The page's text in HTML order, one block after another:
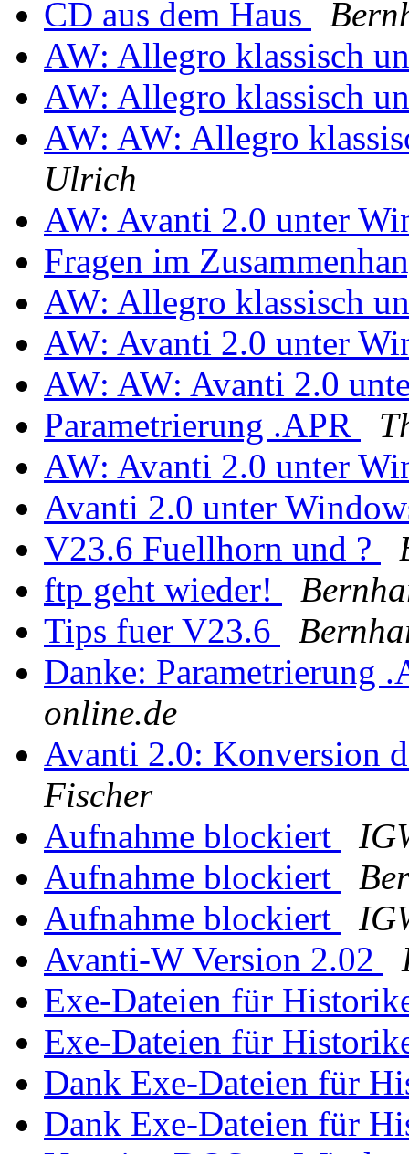
CD aus dem Haus
AW: Allegro klassisch
AW: Allegro klassisch
AW: AW: Allegro
Ulrich
AW: Avanti 2.0 unter
Fragen im
AW: Allegro klassisch
AW: Avanti 2.0 unter
AW: AW: Avanti 2.0
Parametrierung .APR
AW: Avanti 2.0 unter
Avanti 2.0 unter
V23.6 Fuellhorn und ?
ftp geht wieder!
Tips fuer V23.6
Danke: Parametrierung
online.de
Avanti 2.0: Konversion
Fischer
Aufnahme blockiert
Aufnahme blockiert
Aufnahme blockiert
Avanti-W Version 2.02
Exe-Dateien für
Exe-Dateien für
Dank Exe-Dateien für
Dank Exe-Dateien für